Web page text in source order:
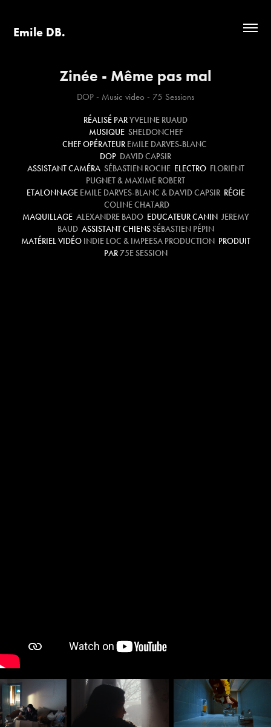
Emile DB.
Zinée - Même pas mal
DOP - Music video - 75 Sessions
RÉALISÉ PARYVELINE RUAUD
MUSIQUE SHELDONCHEF
CHEF OPÉRATEUR EMILE DARVES-BLANC
DOP DAVID CAPSIR
ASSISTANT CAMÉRA SÉBASTIEN ROCHEELECTRO FLORIENT
PUGNET & MAXIME ROBERT
ETALONNAGEEMILE DARVES-BLANC & DAVID CAPSIRRÉGIE
COLINE CHATARD
MAQUILLAGE ALEXANDRE BADO EDUCATEUR CANIN JEREMY
BAUDASSISTANT CHIENSSÉBASTIEN PÉPIN
MATÉRIEL VIDÉO INDIE LOC & IMPEESA PRODUCTIONPRODUIT
PAR75E SESSION